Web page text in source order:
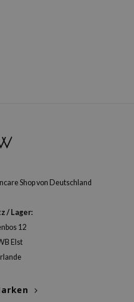
Shop von Deutschland
/ Lager:
12
Elst